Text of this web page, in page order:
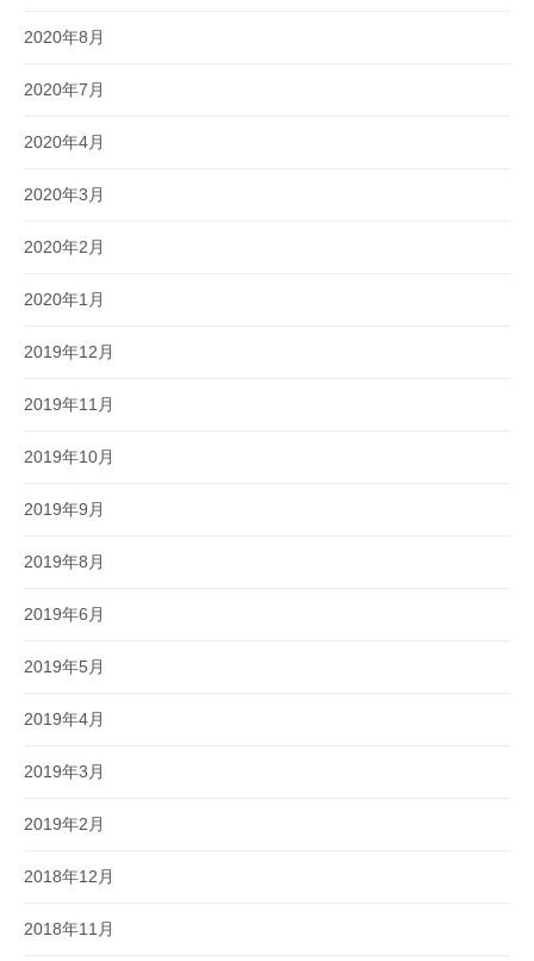
2020年8月
2020年7月
2020年4月
2020年3月
2020年2月
2020年1月
2019年12月
2019年11月
2019年10月
2019年9月
2019年8月
2019年6月
2019年5月
2019年4月
2019年3月
2019年2月
2018年12月
2018年11月